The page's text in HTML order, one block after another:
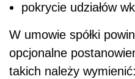
pokrycie udziałów
W umowie spółki
opcjonalne
takich należy wymienić: